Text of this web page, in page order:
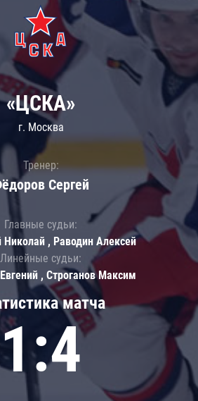
матча
1:4
«ЦСКА»
г. Москва
Тренер:
Сергей
Главные судьи:
Николай , Раводин Алексей
Линейные судьи:
, Строганов Максим